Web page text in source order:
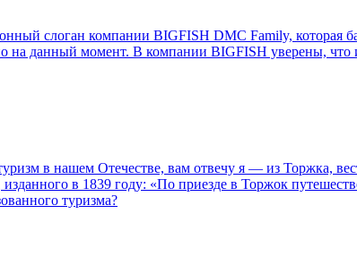
слоган компании BIGFISH DMC Family, которая
на данный момент. В компании BIGFISH уверены, что
в нашем Отечестве, вам отвечу я — из Торжка,
в 1839 году: «По приезде в Торжок
туризма?